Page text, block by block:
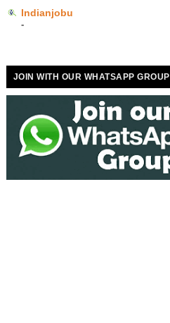
Indianjobu
-
JOIN WITH OUR WHATSAPP GROUP